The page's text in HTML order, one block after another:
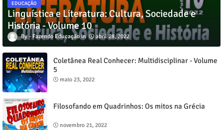
EDUCAÇÃO
Linguística e Literatura: Cultura, Sociedade e
História - Volume 10
Fazendo Educação abril 28, 2022
Coletânea Real Conhecer: Multidisciplinar - Volume
5
maio 23, 2022
Filosofando em Quadrinhos: Os mitos na Grécia
novembro 21, 2022